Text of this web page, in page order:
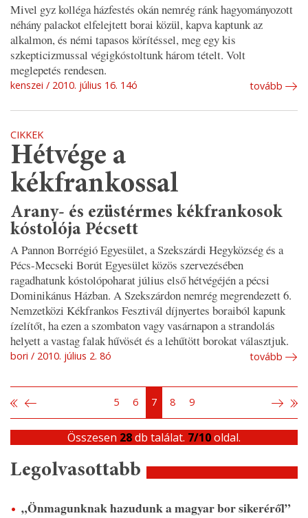
Mivel gyz kolléga házfestés okán nemrég ránk hagyományozott
néhány palackot elfelejtett borai közül, kapva kaptunk az
alkalmon, és némi tapasos körítéssel, meg egy kis
szkepticizmussal végigkóstoltunk három tételt. Volt
meglepetés rendesen.
kenszei 2010. július 16. 14ó tovább
CIKKEK
Hétvége a
kékfrankossal
Arany- és ezüstérmes kékfrankosok
kóstolója Pécsett
A Pannon Borrégió Egyesület, a Szekszárdi Hegyközség és a
Pécs-Mecseki Borút Egyesület közös szervezésében
ragadhatunk kóstolópoharat július első hétvégéjén a pécsi
Dominikánus Házban. A Szekszárdon nemrég megrendezett 6.
Nemzetközi Kékfrankos Fesztivál díjnyertes boraiból kapunk
ízelítőt, ha ezen a szombaton vagy vasárnapon a strandolás
helyett a vastag falak hűvösét és a lehűtött borokat választjuk.
bori 2010. július 2. 8ó tovább
5 6 7 8 9
Összesen 28db találat. 7/10oldal.
Legolvasottabb
„Önmagunknak hazudunk a magyar bor sikeréről”